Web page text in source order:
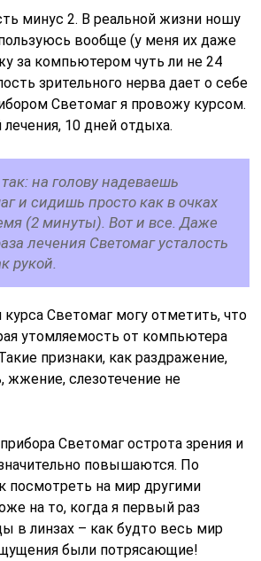
минус 2. В реальной жизни ношу
вообще (у меня их даже
за компьютером чуть ли не 24
зрительного нерва дает о себе
Светомаг я провожу курсом.
10 дней отдыха.
на голову надеваешь
и сидишь просто как в очках
(2 минуты). Вот и все. Даже
лечения Светомаг усталость
рукой.
Светомаг могу отметить, что
утомляемость от компьютера
признаки, как раздражение,
жжение, слезотечение не
Светомаг острота зрения и
повышаются. По
посмотреть на мир другими
на то, когда я первый раз
в линзах – как будто весь мир
были потрясающие!